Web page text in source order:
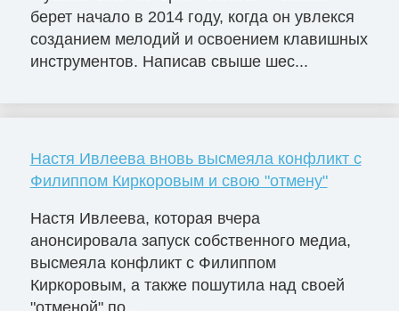
берет начало в 2014 году, когда он увлекся
созданием мелодий и освоением клавишных
инструментов. Написав свыше шес...
Настя Ивлеева вновь высмеяла конфликт с
Филиппом Киркоровым и свою "отмену"
Настя Ивлеева, которая вчера
анонсировала запуск собственного медиа,
высмеяла конфликт с Филиппом
Киркоровым, а также пошутила над своей
"отменой" по...